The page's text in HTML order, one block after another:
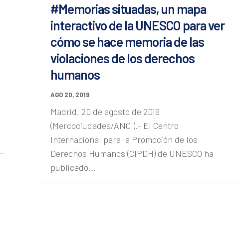
#Memorias situadas, un mapa
interactivo de la UNESCO para ver
cómo se hace memoria de las
violaciones de los derechos
humanos
AGO 20, 2019
Madrid, 20 de agosto de 2019
(Mercociudades/ANCI).- El Centro
Internacional para la Promoción de los
Derechos Humanos (CIPDH) de UNESCO ha
publicado...